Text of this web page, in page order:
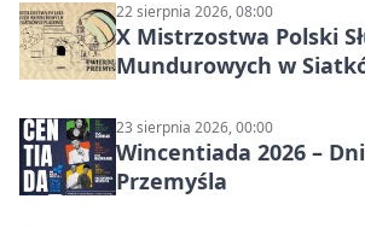
22 sierpnia 2026, 08:00
X Mistrzostwa Polski
Mundurowych w
23 sierpnia 2026, 00:00
Wincentiada 2026 –
Przemyśla